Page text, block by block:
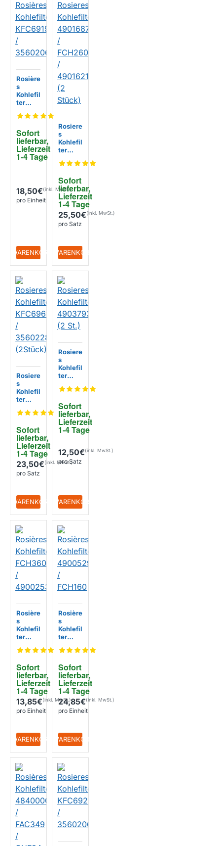
Sofort
lieferbar,
Lieferzeit
1-4 Tage
Rosière
s
Kohlefil
ter
9 /
062
18,50€
pro Einheit
+ WARENKORB
Sofort
lieferbar,
Lieferzeit
1-4 Tage
Rosiere
s
Kohlefil
ter
77 /
0 /
490162
15 (2
Stück)
25,50€
pro Satz
+ WARENKORB
Sofort
lieferbar,
Lieferzeit
1-4 Tage
Rosiere
s
Kohlefil
ter
61 /
88
(2Stüc
k)
23,50€
pro Satz
+ WARENKORB
Sofort
lieferbar,
Lieferzeit
1-4 Tage
Rosiere
s
Kohlefil
ter
930 (2
12,50€
pro Satz
+ WARENKORB
Sofort
lieferbar,
Lieferzeit
1-4 Tage
Rosière
s
Kohlefil
ter
0 /
532
13,85€
pro Einheit
+ WARENKORB
Sofort
lieferbar,
Lieferzeit
1-4 Tage
Rosière
s
Kohlefil
ter
294 /
0
24,85€
pro Einheit
+ WARENKORB